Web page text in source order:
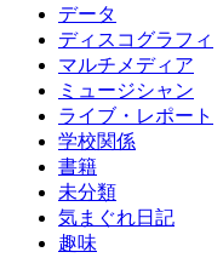
データ
ディスコグラフィ
マルチメディア
ミュージシャン
ライブ・レポート
学校関係
書籍
未分類
気まぐれ日記
趣味